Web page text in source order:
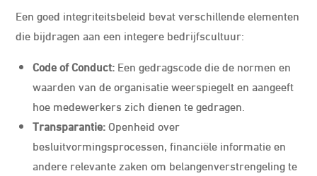
Een goed integriteitsbeleid bevat verschillende elementen
die bijdragen aan een integere bedrijfscultuur:
Code of Conduct: Een gedragscode die de normen en
waarden van de organisatie weerspiegelt en aangeeft
hoe medewerkers zich dienen te gedragen.
Transparantie:Openheid over
besluitvormingsprocessen, financiële informatie en
andere relevante zaken om belangenverstrengeling te